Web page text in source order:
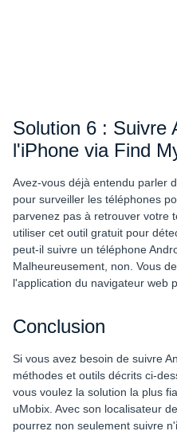
Solution 6 : Suivre
l'iPhone via Find
Avez-vous déjà entendu parler
pour surveiller les téléphones
parvenez pas à retrouver votre
utiliser cet outil gratuit pour
peut-il suivre un téléphone
Malheureusement, non. Vous
l'application du navigateur web
Conclusion
Si vous avez besoin de suivre
méthodes et outils décrits ci-
vous voulez la solution la plus
uMobix. Avec son localisateur
pourrez non seulement suivre